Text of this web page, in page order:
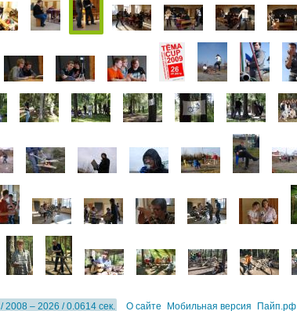
/ 2008 – 2026 / 0.0614 сек. О сайте Мобильная версия Пайп.рф